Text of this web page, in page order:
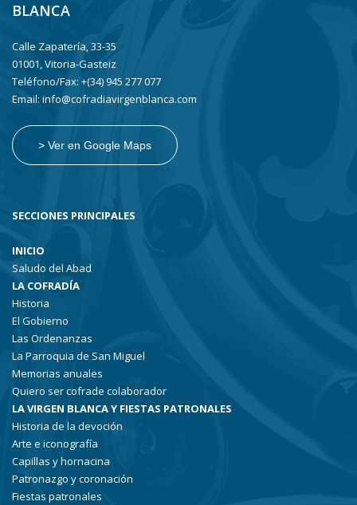
BLANCA
Calle Zapatería, 33-35
01001, Vitoria-Gasteiz
Teléfono/Fax: +(34) 945 277 077
Email: info@cofradiavirgenblanca.com
> Ver en Google Maps
SECCIONES PRINCIPALES
INICIO
Saludo del Abad
LA COFRADÍA
Historia
El Gobierno
Las Ordenanzas
La Parroquia de San Miguel
Memorias anuales
Quiero ser cofrade colaborador
LA VIRGEN BLANCA Y FIESTAS PATRONALES
Historia de la devoción
Arte e iconografía
Capillas y hornacina
Patronazgo y coronación
Fiestas patronales